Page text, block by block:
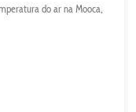
do ar na Mooca